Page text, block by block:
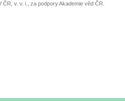
v. v. i., za podpory Akademie věd ČR.